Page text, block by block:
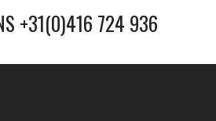
+31(0)416 724 936